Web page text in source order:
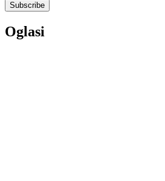
Oglasi